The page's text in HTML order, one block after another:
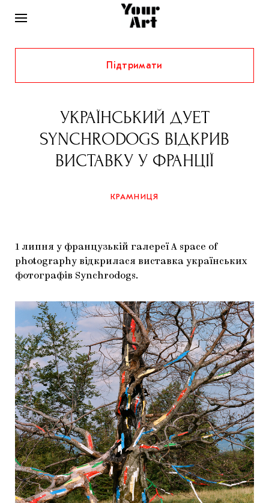
НОВИНИ
ІНТЕРВ’Ю
ХУДОЖНИКИ
КУРАТОРИ
РІДНИЙ КРАЙ
ФЕСТИВАЛІ
КОЛЕКЦІЇ
ГАЛЕРЕЇ
АРТЦЕНТРИ
СТАТТІ
КОНСПЕКТИ
КНИЖКИ І ЖУРНАЛИ
ЗАПАЛЕННЯ
ЯК ПІДТРИМУВАТИ УКРАЇНСЬКЕ МИСТЕЦТВО
МАРІУПОЛЬСЬКІ МАРГІНАЛІЇ
CARPATHIAN CULT ПРО РІЗДВЯНІ СВЯТА
КРАМНИЦЯ
Підтримати
УКРАЇНСЬКИЙ ДУЕТ
SYNCHRODOGS ВІДКРИВ
ВИСТАВКУ У ФРАНЦІЇ
КРАМНИЦЯ
1 липня у французькій галереї A space of
photography відкрилася виставка українських
фотографів Synchrodogs.